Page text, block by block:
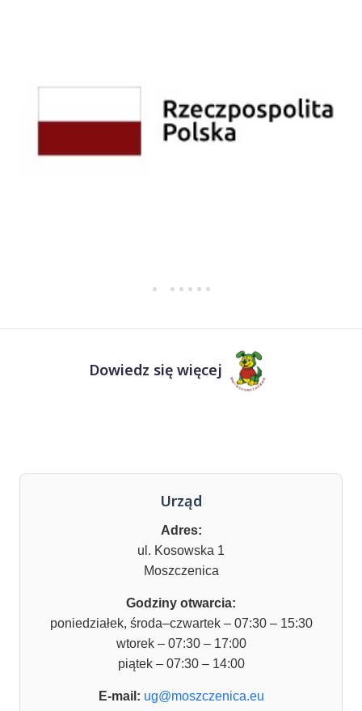
Dowiedz się więcej
Urząd
Adres:
ul. Kosowska 1
Moszczenica
Godziny otwarcia:
poniedziałek, środa–czwartek – 07:30 – 15:30
wtorek – 07:30 – 17:00
piątek – 07:30 – 14:00
E-mail: ug@moszczenica.eu